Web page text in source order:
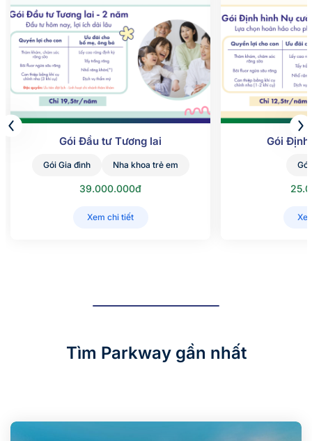
Gói Đầu tư Tương lai
Gói Gia đình Nha khoa trẻ em
39.000.000đ
Xem chi tiết
Gói Định
Tìm Parkway gần nhất